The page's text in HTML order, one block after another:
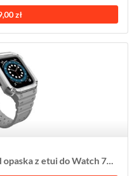
zł
z etui do Watch 7...